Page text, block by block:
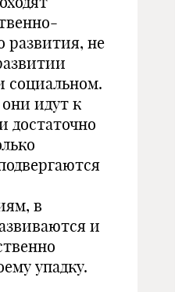
развития, не
социальном.
идут к
достаточно
в
и
упадку.